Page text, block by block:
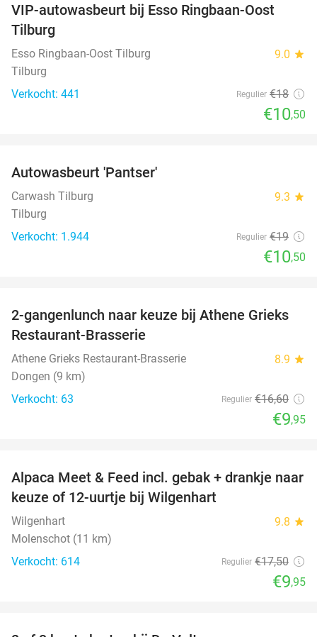
42%
VIP-autowasbeurt bij Esso Ringbaan-Oost
Tilburg
Esso Ringbaan-Oost Tilburg 9.0 star
Tilburg
Verkocht: 441
Regulier €18
€10,50
Autowasbeurt 'Pantser'
Carwash Tilburg 9.3 star
Tilburg
Verkocht: 1.944
Regulier €19
€10,50
40%
2-gangenlunch naar keuze bij Athene Grieks
Restaurant-Brasserie
Athene Grieks Restaurant-Brasserie 8.9 star
Dongen (9 km)
Verkocht: 63
Regulier €16,60
€9,95
43%
Alpaca Meet & Feed incl. gebak + drankje naar
keuze of 12-uurtje bij Wilgenhart
Wilgenhart 9.8 star
Molenschot (11 km)
Verkocht: 614
Regulier €17,50
€9,95